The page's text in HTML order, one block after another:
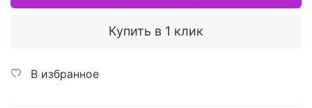
Купить в 1 клик
В избранное